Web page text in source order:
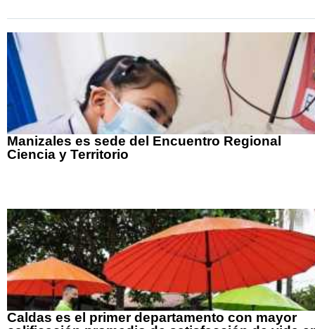
Manizales es sede del Encuentro Regional
Ciencia y Territorio
Caldas es el primer departamento con mayor